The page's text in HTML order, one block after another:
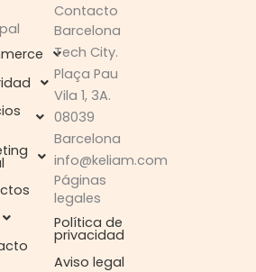
Contacto
Barcelona
Tech City.
Plaça Pau
Vila 1, 3A.
08039
Barcelona
info@keliam.com
Páginas
legales
Política de
privacidad
Aviso legal